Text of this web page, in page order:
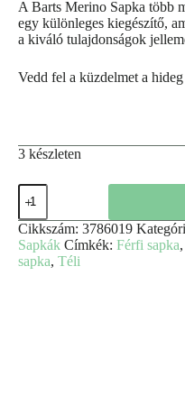
A Barts Merino Sapka több
egy különleges kiegészítő,
a kiváló tulajdonságok
Vedd fel a küzdelmet a
3 készleten
Cikkszám: 3786019
Sapkák Címkék: Férfi sapka,
sapka, Téli